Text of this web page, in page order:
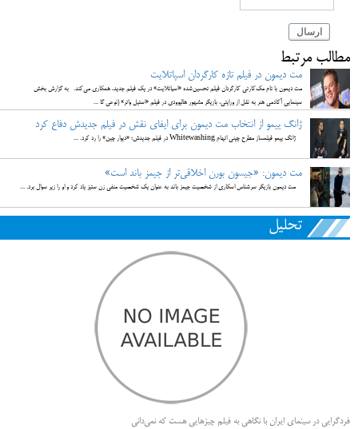
ارسال
مطالب مرتبط
مت دیمون در فیلم تازه کارگردان اسپاتلایت
مت دیمون با تام مک‌کارتی کارگردان فیلم تحسین‌شده «اسپاتلایت» در یک فیلم جدید، همکاری می‌کند. به گزارش بخش
سینمایی آکادمی هنر به نقل از ورایتی، بازیگر مشهور هالیوودی در فیلم «استیل واتر» (نوعی گا ...
ژانگ ییمو از انتخاب مت دیمون برای ایفای نقش در فیلم جدیدش دفاع کرد
ژانگ ییمو فیلمساز مطرح چینی اتهام Whitewashing در فیلم جدیدش؛ «دیوار چین» را رد کرد. ...
مت دیمون: «جیسون بورن اخلاقی‌تر از جیمز باند است»
مت دیمون بازیگر سرشناس اسکاری از شخصیت جیمز باند به عنوان یک شخصیت منفی زن ستیز یاد کرد و او را زیر سوال برد. ...
تحلیل
فردگرایی در سینمای ایران با نگاهی به فیلم چیزهایی هست که نمی‌دانی